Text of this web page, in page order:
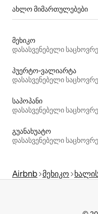
ახლო მიმართულებები
მეხიკო
პუერტო-ვალიარტა
საპოპანი
გუანახუატო
Airbnb მეხიკო